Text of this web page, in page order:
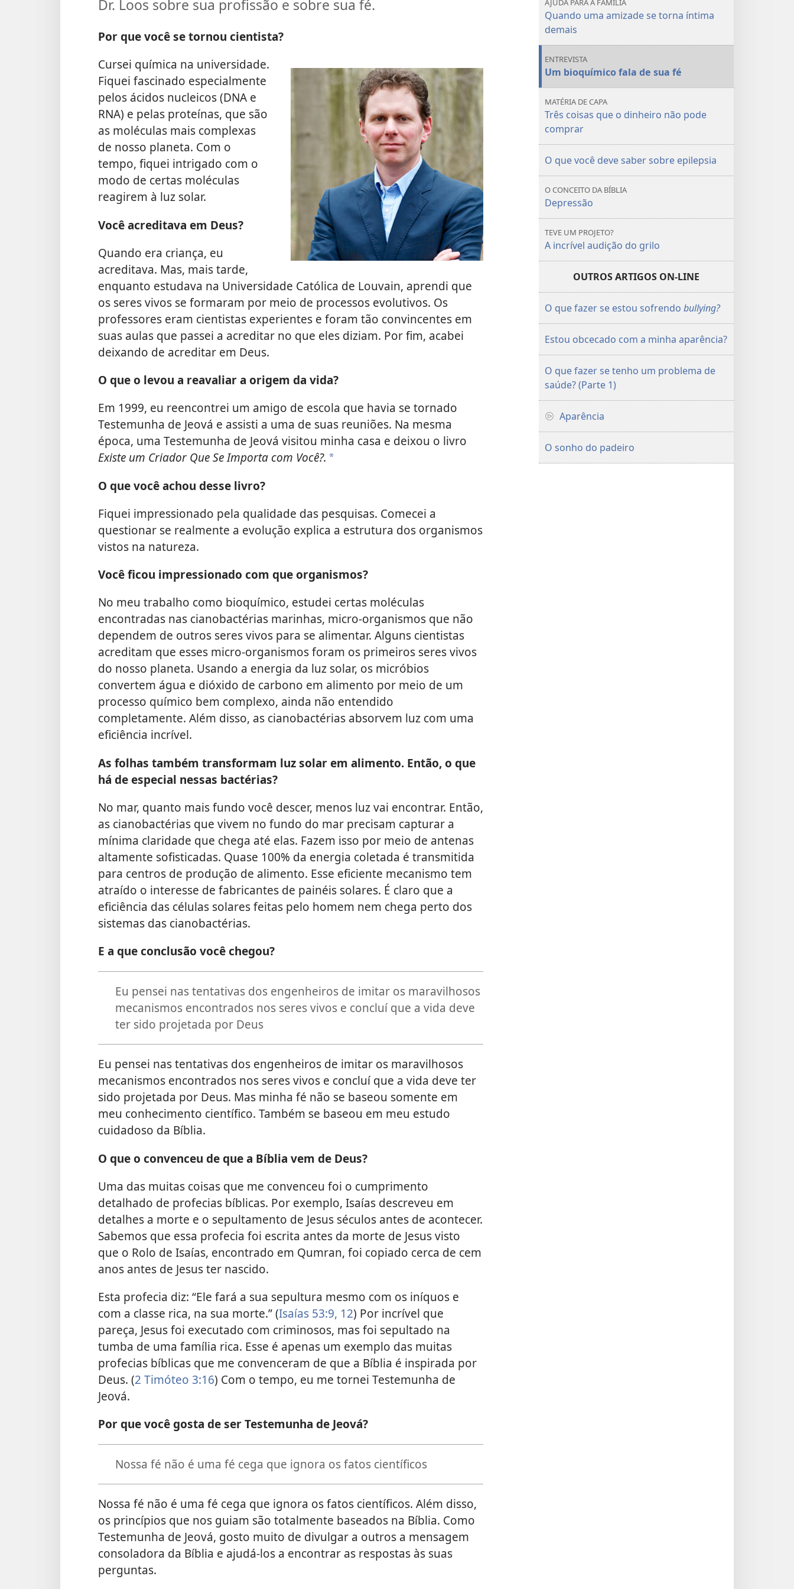
Dr. Loos sobre sua profissão e sobre sua fé.
Por que você se tornou cientista?
Cursei química na universidade.
Fiquei fascinado especialmente
pelos ácidos nucleicos (DNA e
RNA) e pelas proteínas, que são
as moléculas mais complexas
de nosso planeta. Com o
tempo, fiquei intrigado com o
modo de certas moléculas
reagirem à luz solar.
Você acreditava em Deus?
Quando era criança, eu
acreditava. Mas, mais tarde,
enquanto estudava na Universidade Católica de Louvain, aprendi que
os seres vivos se formaram por meio de processos evolutivos. Os
professores eram cientistas experientes e foram tão convincentes em
suas aulas que passei a acreditar no que eles diziam. Por fim, acabei
deixando de acreditar em Deus.
O que o levou a reavaliar a origem da vida?
Em 1999, eu reencontrei um amigo de escola que havia se tornado
Testemunha de Jeová e assisti a uma de suas reuniões. Na mesma
época, uma Testemunha de Jeová visitou minha casa e deixou o livro
Existe um Criador Que Se Importa com Você?. *
O que você achou desse livro?
Fiquei impressionado pela qualidade das pesquisas. Comecei a
questionar se realmente a evolução explica a estrutura dos organismos
vistos na natureza.
Você ficou impressionado com que organismos?
No meu trabalho como bioquímico, estudei certas moléculas
encontradas nas cianobactérias marinhas, micro-organismos que não
dependem de outros seres vivos para se alimentar. Alguns cientistas
acreditam que esses micro-organismos foram os primeiros seres vivos
do nosso planeta. Usando a energia da luz solar, os micróbios
convertem água e dióxido de carbono em alimento por meio de um
processo químico bem complexo, ainda não entendido
completamente. Além disso, as cianobactérias absorvem luz com uma
eficiência incrível.
As folhas também transformam luz solar em alimento. Então, o que
há de especial nessas bactérias?
No mar, quanto mais fundo você descer, menos luz vai encontrar. Então,
as cianobactérias que vivem no fundo do mar precisam capturar a
mínima claridade que chega até elas. Fazem isso por meio de antenas
altamente sofisticadas. Quase 100% da energia coletada é transmitida
para centros de produção de alimento. Esse eficiente mecanismo tem
atraído o interesse de fabricantes de painéis solares. É claro que a
eficiência das células solares feitas pelo homem nem chega perto dos
sistemas das cianobactérias.
E a que conclusão você chegou?
Eu pensei nas tentativas dos engenheiros de imitar os maravilhosos
mecanismos encontrados nos seres vivos e concluí que a vida deve
ter sido projetada por Deus
Eu pensei nas tentativas dos engenheiros de imitar os maravilhosos
mecanismos encontrados nos seres vivos e concluí que a vida deve ter
sido projetada por Deus. Mas minha fé não se baseou somente em
meu conhecimento científico. Também se baseou em meu estudo
cuidadoso da Bíblia.
O que o convenceu de que a Bíblia vem de Deus?
Uma das muitas coisas que me convenceu foi o cumprimento
detalhado de profecias bíblicas. Por exemplo, Isaías descreveu em
detalhes a morte e o sepultamento de Jesus séculos antes de acontecer.
Sabemos que essa profecia foi escrita antes da morte de Jesus visto
que o Rolo de Isaías, encontrado em Qumran, foi copiado cerca de cem
anos antes de Jesus ter nascido.
Esta profecia diz: “Ele fará a sua sepultura mesmo com os iníquos e
com a classe rica, na sua morte.” (Isaías 53:9, 12) Por incrível que
pareça, Jesus foi executado com criminosos, mas foi sepultado na
tumba de uma família rica. Esse é apenas um exemplo das muitas
profecias bíblicas que me convenceram de que a Bíblia é inspirada por
Deus. (2 Timóteo 3:16) Com o tempo, eu me tornei Testemunha de
Jeová.
Por que você gosta de ser Testemunha de Jeová?
Nossa fé não é uma fé cega que ignora os fatos científicos
Nossa fé não é uma fé cega que ignora os fatos científicos. Além disso,
os princípios que nos guiam são totalmente baseados na Bíblia. Como
Testemunha de Jeová, gosto muito de divulgar a outros a mensagem
consoladora da Bíblia e ajudá-los a encontrar as respostas às suas
perguntas.
o
dinheiro
comprar
dinheiro
comprar
AJUDA PARA A FAMÍLIA
Quando uma amizade se torna íntima
demais
ENTREVISTA
Um bioquímico fala de sua fé
MATÉRIA DE CAPA
Três coisas que o dinheiro não pode
comprar
O que você deve saber sobre epilepsia
O CONCEITO DA BÍBLIA
Depressão
TEVE UM PROJETO?
A incrível audição do grilo
OUTROS ARTIGOS ON-LINE
O que fazer se estou sofrendo bullying?
Estou obcecado com a minha aparência?
O que fazer se tenho um problema de
saúde? (Parte 1)
Aparência
O sonho do padeiro